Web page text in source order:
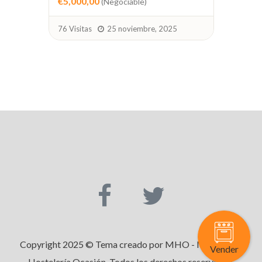
4 Visitas 1 agosto, 2026
Copyright 2025 © Tema creado por MHO - Maquinaria
Vender